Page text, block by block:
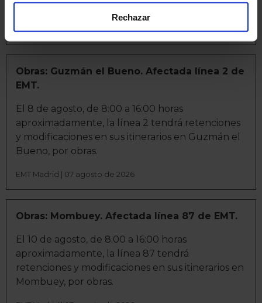
Si lo permite, también quisiéramos:
Recopilar información sobre su ubicación
geográfica que puede tener una precisión de varios
metros
Identificar su dispositivo analizándolo activamente
para buscar características específicas (huellas
Obtenga más información sobre cómo se procesan sus
datos personales y establezca sus preferencias en la
sección de datos . Puede cambiar o retirar su
consentimiento en cualquier momento en la Declaración
de cookies.
La publicidad digital personalizada, basada en la
información recogida mediante cookies o tecnologías
identificadores de cookies o páginas visitadas), nos
permite financiar nuestra actividad para mantener activa
esta página web sin coste para nuestros usuarios.
Pulsando el botónAceptar
Rechazar
Alcobendas sobre M-40.
EMT Madrid | 07 agosto de 2026
Obras: Guzmán el Bueno. Afectada línea 2 de
EMT.
El 8 de agosto, de 8:00 a 16:00 horas
aproximadamente, la línea 2 tendrá retenciones
y modificaciones en sus itinerarios en Guzmán el
Bueno, por obras.
EMT Madrid | 07 agosto de 2026
Obras: Mombuey. Afectada línea 87 de EMT.
El 10 de agosto, de 8:00 a 16:00 horas
aproximadamente, la línea 87 tendrá
retenciones y modificaciones en sus itinerarios en
Mombuey, por obras.